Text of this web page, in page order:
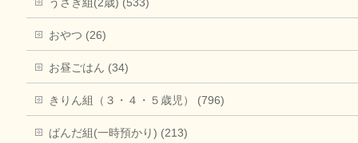
おやつ (26)
お昼ごはん (34)
きりん組（３・４・５歳児） (796)
ぱんだ組(一時預かり) (213)